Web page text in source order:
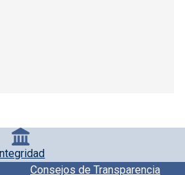
Consejos de Transparencia